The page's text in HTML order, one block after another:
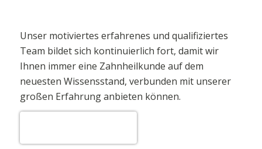
Unser motiviertes erfahrenes und qualifiziertes
Team bildet sich kontinuierlich fort, damit wir
Ihnen immer eine Zahnheilkunde auf dem
neuesten Wissensstand, verbunden mit unserer
großen Erfahrung anbieten können.